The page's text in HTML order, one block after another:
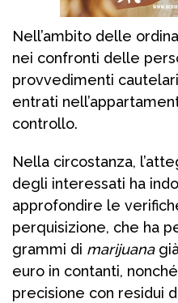
Nell’ambito delle
nei confronti delle
provvedimenti
entrati
controllo.
Nella circostanza,
degli interessati ha
approfondire le
perquisizione, che ha
grammi di marijuana
euro in contanti,
precisione con residui